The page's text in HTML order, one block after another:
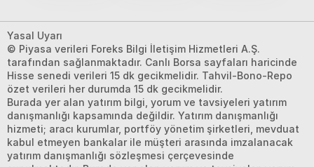
Yasal Uyarı
© Piyasa verileri Foreks Bilgi İletişim Hizmetleri A.Ş.
tarafından sağlanmaktadır. Canlı Borsa sayfaları haricinde
Hisse senedi verileri 15 dk gecikmelidir. Tahvil-Bono-Repo
özet verileri her durumda 15 dk gecikmelidir.
Burada yer alan yatırım bilgi, yorum ve tavsiyeleri yatırım
danışmanlığı kapsamında değildir. Yatırım danışmanlığı
hizmeti; aracı kurumlar, portföy yönetim şirketleri, mevduat
kabul etmeyen bankalar ile müşteri arasında imzalanacak
yatırım danışmanlığı sözleşmesi çerçevesinde